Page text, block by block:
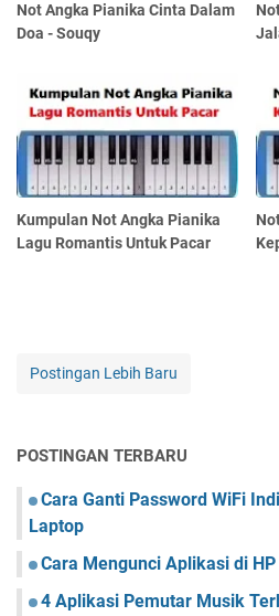
Not Angka Pianika Cinta Dalam
Doa - Souqy
Kumpulan Not Angka Pianika
Lagu Romantis Untuk Pacar
Postingan Lebih Baru
POSTINGAN TERBARU
Cara Ganti Password WiFi
Laptop
Cara Mengunci Aplikasi di
4 Aplikasi Pemutar Musik